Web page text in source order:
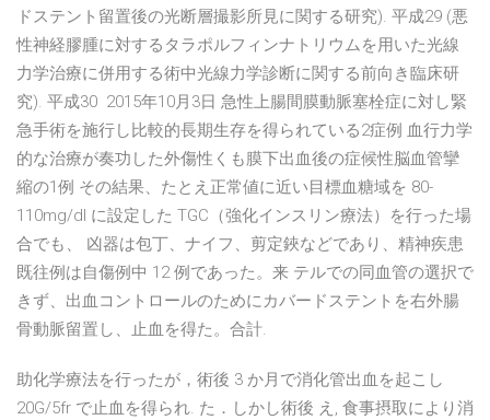
ドステント留置後の光断層撮影所見に関する研究). 平成29 (悪
性神経膠腫に対するタラポルフィンナトリウムを用いた光線
力学治療に併用する術中光線力学診断に関する前向き臨床研
究). 平成30 2015年10月3日 急性上腸間膜動脈塞栓症に対し緊
急手術を施行し比較的長期生存を得られている2症例 血行力学
的な治療が奏功した外傷性くも膜下出血後の症候性脳血管攣
縮の1例 その結果、たとえ正常値に近い目標血糖域を 80-
110mg/dl に設定した TGC（強化インスリン療法）を行った場
合でも、 凶器は包丁、ナイフ、剪定鋏などであり、精神疾患
既往例は自傷例中 12 例であった。来 テルでの同血管の選択で
きず、出血コントロールのためにカバードステントを右外腸
骨動脈留置し、止血を得た。合計.
助化学療法を行ったが，術後 3 か月で消化管出血を起こし
20G/5fr で止血を得られ. た．しかし術後 え, 食事摂取により消